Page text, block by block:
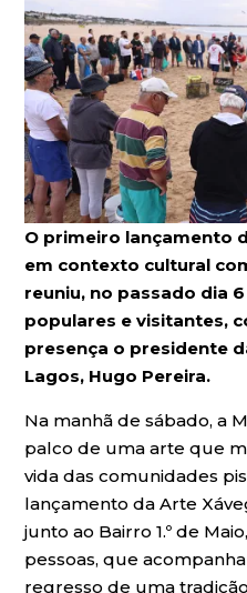
O primeiro lançamento
em contexto cultural
reuniu, no passado dia
populares e visitantes,
presença o presidente
Lagos, Hugo Pereira.
Na manhã de sábado, a
palco de uma arte que
vida das comunidades
lançamento da Arte
junto ao Bairro 1.º de
pessoas, que
regresso de uma